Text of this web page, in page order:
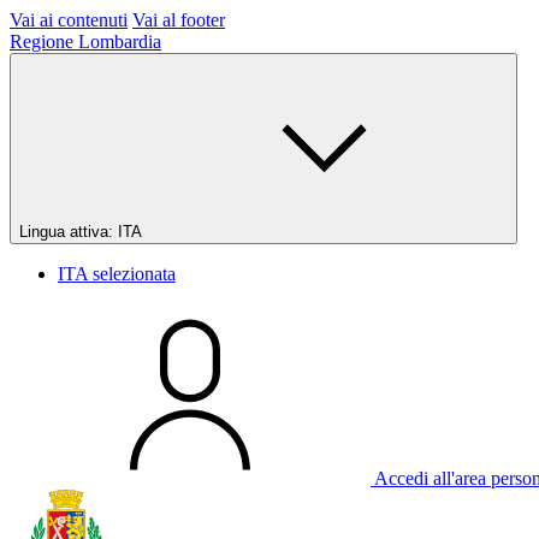
Vai ai contenuti Vai al footer
Regione Lombardia
Lingua attiva: ITA
ITA selezionata
Accedi all'area